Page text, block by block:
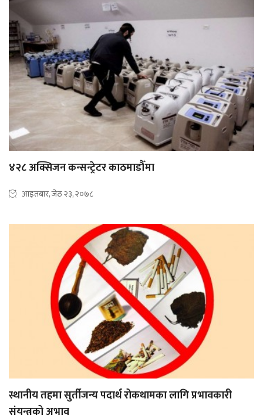
४२८ अक्सिजन कन्सन्ट्रेटर काठमाडौँमा
आइतबार, जेठ २३, २०७८
स्थानीय तहमा सुर्तीजन्य पदार्थ रोकथामका लागि प्रभावकारी
संयन्त्रको अभाव